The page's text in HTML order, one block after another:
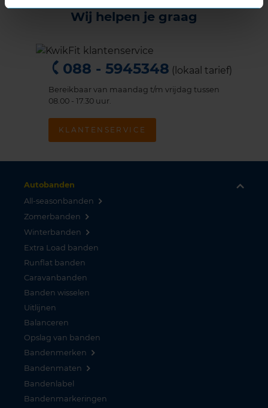
Wij helpen je graag
088 - 5945348 (lokaal tarief)
Bereikbaar van maandag t/m vrijdag tussen
08.00 - 17.30 uur.
KLANTENSERVICE
Autobanden
All-seasonbanden
Zomerbanden
Winterbanden
Extra Load banden
Runflat banden
Caravanbanden
Banden wisselen
Uitlijnen
Balanceren
Opslag van banden
Bandenmerken
Bandenmaten
Bandenlabel
Bandenmarkeringen